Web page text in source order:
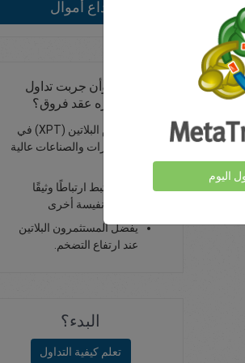
يداع أموال
هل سبق لك وأن جربت تداول
البلاتين باعتباره عقد فروق؟
يستخدم البلاتين (XPT) في
المجوهرات والصناعات عالية
وهو مرتبط ارتباطًا وثيقًا
بمعادن نفيسة أخرى
يفضل المستثمرون البلاتين
عند ارتفاع التضخم.
البدء؟
تعلم كيفية التداول
اليوم